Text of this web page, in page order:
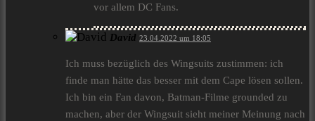
vor allem DC Fans.
David 23.04.2022 um 18:05
Ich muss bezüglich des Wingsuits zustimmen: ich
finde man hätte das besser mit dem Cape lösen sollen.
Ich bin ein Fan davon, Batman-Filme grounded zu
machen, aber der Wingsuit sieht meiner Meinung nach